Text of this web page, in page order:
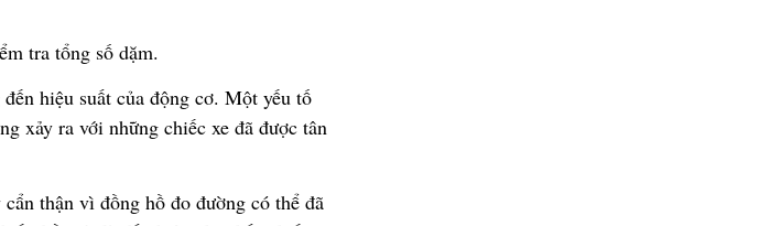
ểm tra tổng số dặm.
đến hiệu suất của động cơ. Một yếu tố
ng xảy ra với những chiếc xe đã được tân
cẩn thận vì đồng hồ đo đường có thể đã